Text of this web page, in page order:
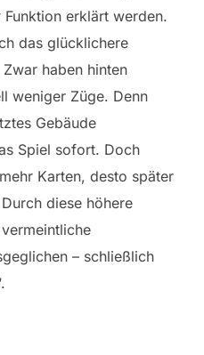
erklärt werden.
das glücklichere
haben hinten
weniger Züge. Denn
Gebäude
Spiel sofort. Doch
Karten, desto später
diese höhere
– schließlich